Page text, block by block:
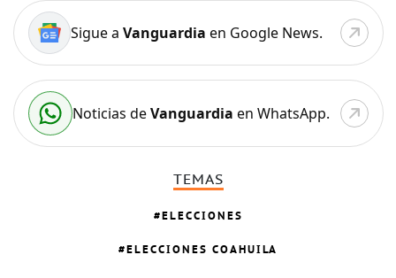
Sigue a Vanguardia en Google News.
Noticias deVanguardia en WhatsApp.
TEMAS
ELECCIONES
ELECCIONES COAHUILA